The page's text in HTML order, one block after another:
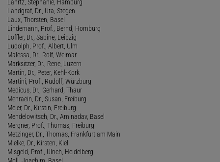
Lahrtz, Stephanie, Hamburg
Landgraf, Dr., Uta, Stegen
Laux, Thorsten, Basel
Lindemann, Prof., Bernd, Homburg
Löffler, Dr., Sabine, Leipzig
Ludolph, Prof., Albert, Ulm
Malessa, Dr., Rolf, Weimar
Marksitzer, Dr., Rene, Luzern
Martin, Dr., Peter, Kehl-Kork
Martini, Prof., Rudolf, Würzburg
Medicus, Dr., Gerhard, Thaur
Mehraein, Dr., Susan, Freiburg
Meier, Dr., Kirstin, Freiburg
Mendelowitsch, Dr., Aminadav, Basel
Mergner, Prof., Thomas, Freiburg
Metzinger, Dr., Thomas, Frankfurt am Main
Mielke, Dr., Kirsten, Kiel
Misgeld, Prof., Ulrich, Heidelberg
Moll, Joachim, Basel